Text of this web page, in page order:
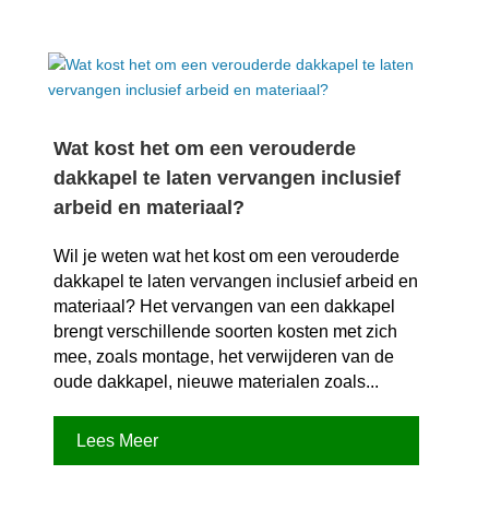
Wat kost het om een verouderde
dakkapel te laten vervangen inclusief
arbeid en materiaal?
Wil je weten wat het kost om een verouderde
dakkapel te laten vervangen inclusief arbeid en
materiaal? Het vervangen van een dakkapel
brengt verschillende soorten kosten met zich
mee, zoals montage, het verwijderen van de
oude dakkapel, nieuwe materialen zoals...
Lees Meer